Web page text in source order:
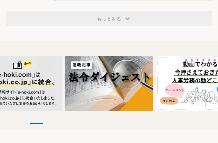
もっとみる